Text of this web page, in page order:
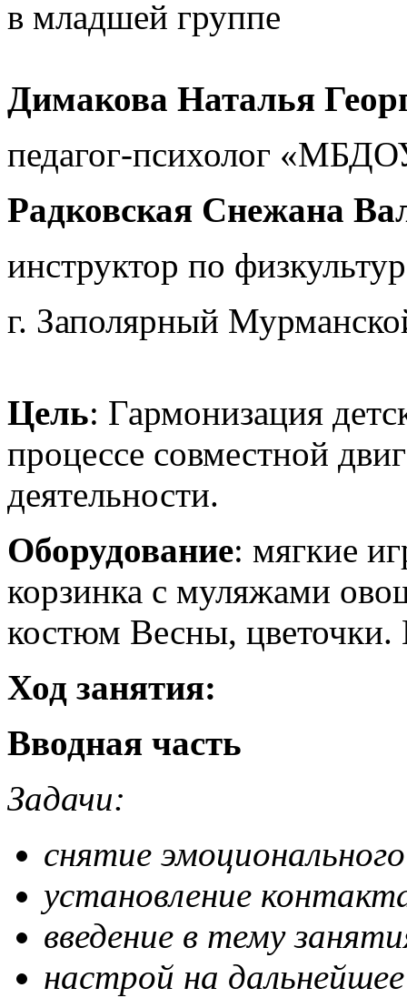
в младшей группе
Димакова Наталья
педагог-психолог
Радковская Снежана
инструктор по
г. Заполярный
Цель: Гармонизация
процессе совместной
деятельности.
Оборудование: мягкие
корзинка с муляжами
костюм Весны,
Ход занятия:
Вводная часть
Задачи:
снятие
установление
введение в тему
настрой на